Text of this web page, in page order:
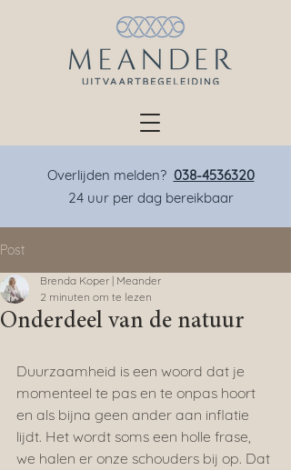
Overlijden melden? 038-4536320
24 uur per dag bereikbaar
Post
Onderdeel van de natuur
Brenda Koper | Meander
2 minuten om te lezen
Duurzaamheid is een woord dat je
momenteel te pas en te onpas hoort
en als bijna geen ander aan inflatie
lijdt. Het wordt soms een holle frase,
we halen er onze schouders bij op. Dat